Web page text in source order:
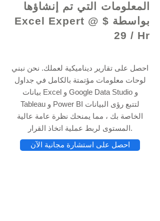
المعلومات التي تم إنشاؤها
بواسطة Excel Expert @ $
29 / Hr
احصل على تقارير ديناميكية لعملك. نحن نبني
لوحات معلومات مؤتمتة بالكامل في جداول
بيانات Excel و Google Data Studio و
Tableau و Power BI لتتبع رؤى البيانات
الخاصة بك ، مما يمنحك نظرة عامة عالية
المستوى لربط عملية اتخاذ القرار.
احصل على استشارة مجانية الآن